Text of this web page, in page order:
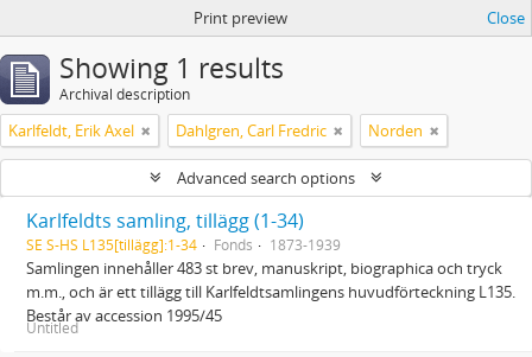
Print preview Close
Showing 1 results
Archival description
Karlfeldt, Erik Axel Dahlgren, Carl Fredric Norden
Advanced search options
Karlfeldts samling, tillägg (1-34)
SE S-HS L135[tillägg]:1-34 Fonds 1873-1939
Samlingen innehåller 483 st brev, manuskript, biographica och tryck
m.m., och är ett tillägg till Karlfeldtsamlingens huvudförteckning L135.
Består av accession 1995/45
Untitled